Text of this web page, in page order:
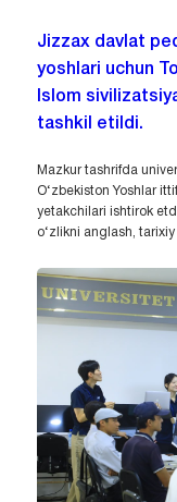
Jizzax davlat
yoshlari uchun
Islom
tashkil etildi.
Mazkur tashrifda
O‘zbekiston Yoshlar
yetakchilari ishtirok
o‘zlikni anglash,